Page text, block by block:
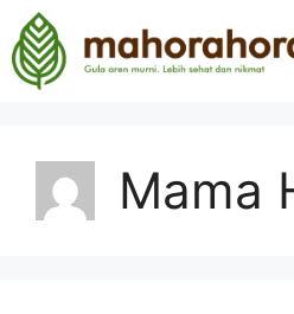
Mama